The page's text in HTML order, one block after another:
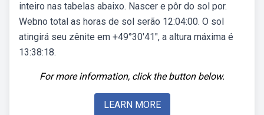
inteiro nas tabelas abaixo. Nascer e pôr do sol por.
Webno total as horas de sol serão 12:04:00. O sol
atingirá seu zênite em +49°30′41″, a altura máxima é
13:38:18.
For more information, click the button below.
LEARN MORE